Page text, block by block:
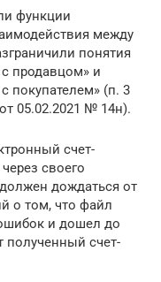
функции
между
понятия
продавцом» и
покупателем» (п. 3
05.02.2021 № 14н).
счет-
своего
дождаться от
о том, что файл
и дошел до
полученный счет-